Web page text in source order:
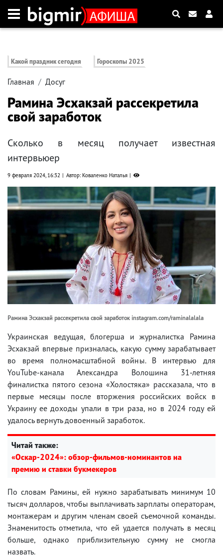
Какой праздник сегодня Гороскопы 2025
Главная Досуг
Рамина Эсхакзай рассекретила
свой заработок
Сколько в месяц получает известная
интервьюер
9 февраля 2024, 16:32 Автор: Коваленко Наталья
Рамина Эсхакзай рассекретила свой заработок instagram.com/raminalalala
Украинская ведущая, блогерша и журналистка Рамина
Эсхакзай впервые призналась, какую сумму зарабатывает
во время полномасштабной войны. В интервью для
YouTube-канала Александра Волошина 31-летняя
финалистка пятого сезона «Холостяка» рассказала, что в
первые месяцы после вторжения российских войск в
Украину ее доходы упали в три раза, но в 2024 году ей
удалось вернуть довоенный заработок.
Читай также:
«Оскар-2024»: обзор-фильмов-номинантов на
премию и ставки букмекеров
По словам Рамины, ей нужно зарабатывать минимум 10
тысяч долларов, чтобы выплачивать зарплаты операторам,
монтажерам и другим членам своей съемочной команды.
Знаменитость отметила, что ей удается получать в месяц
больше, однако приблизительную сумму не смогла
назвать.